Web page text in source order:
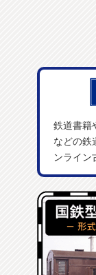
鉄道書籍
などの鉄
ンライン